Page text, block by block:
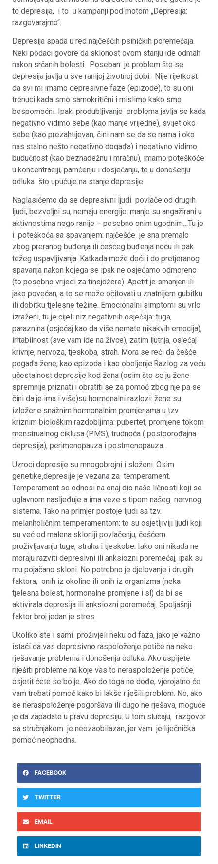
to depresija, i to u kampanji pod motom „Depresija:
razgovarajmo“.
Depresija spada u red najčešćih psihičkih poremećaja.
Neki podaci govore da sklonost ovom stanju ide odmah
nakon srčanih bolesti. Poseban je problem što se
depresija javlja u sve ranijoj životnoj dobi. Nije rijetkost
da svi mi imamo depresivne faze (epizode), to su oni
trenuci kada smo samokritični i mislimo kako smo
bespomoćni. Ipak, produbljivanje problema javlja se kada
negativno vidimo sebe (kao manje vrijedne), svijet oko
sebe (kao prezahtijevan, čini nam se da se nama i oko
nas stalno nešto negativno događa) i negativno vidimo
budućnost (kao beznadežnu i mračnu), imamo poteškoće
u koncentraciji, pamćenju i dosjećanju, te u donošenju
odluka što upućuje na stanje depresije.
Naglasićemo da se depresivni ljudi povlače od drugih
ljudi, bezvoljni su, nemaju energije, manje su angažirani u
aktivnostima nego ranije – posebno onim ugodnim…Tu je
i poteškoća sa spavanjem: najčešće je sna premalo
zbog preranog buđenja ili češćeg buđenja noću ili pak
težeg uspavljivanja. Katkada može doći i do pretjeranog
spavanja nakon kojega se ipak ne osjećamo odmoreno
(to posebno vrijedi za tinejdžere). Apetit je smanjen ili
jako povećan, a to se može očitovati u znatnijem gubitku
ili dobitku tjelesne težine. Emocionalni simptomi su vrlo
izraženi, tu je cijeli niz negativnih osjećaja: tuga,
paraznina (osjećaj kao da više nemate nikakvih emocija),
iritabilnost (sve vam ide na živce), zatim ljutnja, osjećaj
krivnje, nervoza, tjeskoba, strah. Mora se reći da češće
pogađa žene, kao epizoda i kao oboljenje.Razlog za veću
učestalnost depresije kod žena (osim što se ju žene
spremnije priznati i obratiti se za pomoć zbog nje pa se
čini da je ima i više)su hormonalni razlozi: žene su
izložene snažnim hormonalnim promjenama u tzv.
kriznim biološkim razdobljima: pubertet, promjene tokom
menstrualnog ciklusa (PMS), trudnoća ( postporođajna
depresija), perimenopauza i postmenopauza…
Uzroci depresije su mnogobrojni i složeni. Osim
genetike,depresije je vezana za temperament.
Temperament se odnosi na onaj dio naše ličnosti koji se
uglavnom nasljeđuje a ima veze s tipom našeg nervnog
sistema. Tako na primjer postoje ljudi sa tzv.
melanholičnim temperamentom: to su osjetljiviji ljudi koji
su već od malena skloniji povlačenju, češćem
proživljavanju tuge, straha i tjeskobe. Iako oni nikada ne
moraju razviti depresivni ili anksiozni poremećaj, ipak su
mu pojačano skloni. No potrebno je djelovanje i drugih
faktora, onih iz okoline ili onih iz organizma (neka
tjelesna bolest, hormonalne promjene i sl) da bi se
aktivirala depresija ili anksiozni poremećaj. Spoljašnji
faktor broj jedan je stres.
Ukoliko ste i sami proživjeli neku od faza, jako je važno
istaći da vas depresivno raspoloženje potiče na neko
rješavanje problema i donošenja odluka. Ako uspijete
riješiti probleme na koje vas to neraspoloženje potiče,
osjetit ćete se bolje. Ako do toga ne dođe, vjerojatno će
vam trebati pomoć kako bi lakše riješili problem. No, ako
se neraspoloženje pogoršava ili dugo ne rješava, moguće
je da zapadate u pravu depresiju. U tom slučaju, razgovor
sa stručnjakom je neozaobilazan, jer vam je liječnička
pomoć neophodna.
FACEBOOK
TWITTER
EMAIL
LINKEDIN